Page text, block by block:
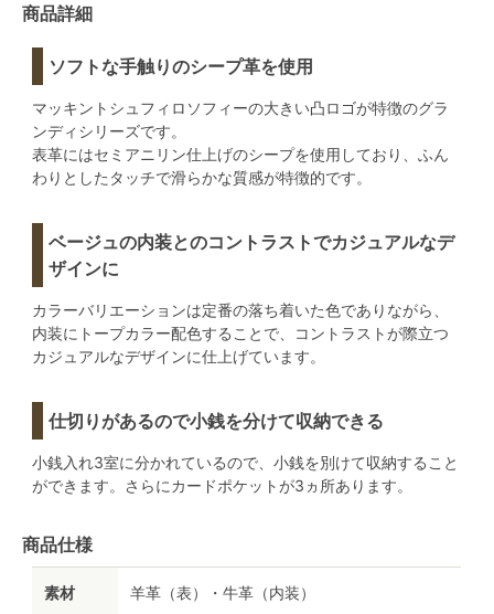
商品詳細
ソフトな手触りのシープ革を使用
マッキントシュフィロソフィーの大きい凸ロゴが特徴のグラ
ンディシリーズです。
表革にはセミアニリン仕上げのシープを使用しており、ふん
わりとしたタッチで滑らかな質感が特徴的です。
ベージュの内装とのコントラストでカジュアルなデ
ザインに
カラーバリエーションは定番の落ち着いた色でありながら、
内装にトープカラー配色することで、コントラストが際立つ
カジュアルなデザインに仕上げています。
仕切りがあるので小銭を分けて収納できる
小銭入れ3室に分かれているので、小銭を別けて収納すること
ができます。さらにカードポケットが3ヵ所あります。
商品仕様
素材 羊革（表）・牛革（内装）